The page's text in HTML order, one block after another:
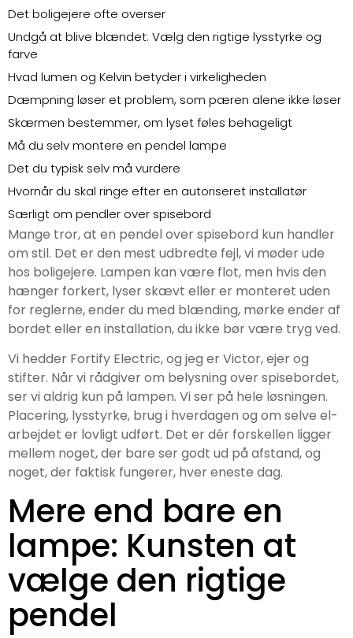
Det boligejere ofte overser
Undgå at blive blændet: Vælg den rigtige lysstyrke og
farve
Hvad lumen og Kelvin betyder i virkeligheden
Dæmpning løser et problem, som pæren alene ikke løser
Skærmen bestemmer, om lyset føles behageligt
Må du selv montere en pendel lampe
Det du typisk selv må vurdere
Hvornår du skal ringe efter en autoriseret installatør
Særligt om pendler over spisebord
Det der giver mest tryghed
Få den perfekte belysning over dit spisebord
Brug for hjælp?
Mange tror, at en pendel over spisebord kun handler
om stil. Det er den mest udbredte fejl, vi møder ude
hos boligejere. Lampen kan være flot, men hvis den
hænger forkert, lyser skævt eller er monteret uden
for reglerne, ender du med blænding, mørke ender af
bordet eller en installation, du ikke bør være tryg ved.
Vi hedder Fortify Electric, og jeg er Victor, ejer og
stifter. Når vi rådgiver om belysning over spisebordet,
ser vi aldrig kun på lampen. Vi ser på hele løsningen.
Placering, lysstyrke, brug i hverdagen og om selve el-
arbejdet er lovligt udført. Det er dér forskellen ligger
mellem noget, der bare ser godt ud på afstand, og
noget, der faktisk fungerer, hver eneste dag.
Mere end bare en
lampe: Kunsten at
vælge den rigtige
pendel